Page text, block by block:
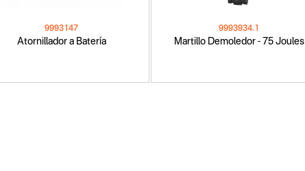
Atornillador a Batería
9993147
Martillo Demoledor - 75 Joules
9993934.1